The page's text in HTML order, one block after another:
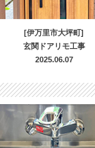
[伊万里市大坪町]
玄関ドアリモ工事
2025.06.07